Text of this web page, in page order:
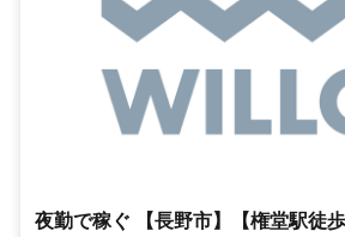
夜勤で稼ぐ 【長野市】【権堂駅徒